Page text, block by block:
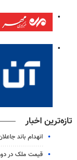
تازه‌ترین اخبار
انهدام باند جاعلان
قیمت ملک در